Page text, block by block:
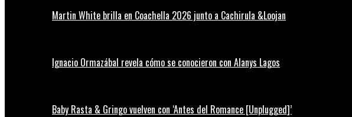
Martin White brilla en Coachella 2026 junto a Cachirula &Loojan
Ignacio Ormazábal revela cómo se conocieron con Alanys Lagos
Baby Rasta & Gringo vuelven con ‘Antes del Romance [Unplugged]’